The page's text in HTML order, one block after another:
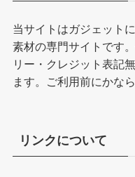
当サイトはガジェット
素材の専門サイトです
リー・クレジット表記
ます。ご利用前にかな
リンクについて